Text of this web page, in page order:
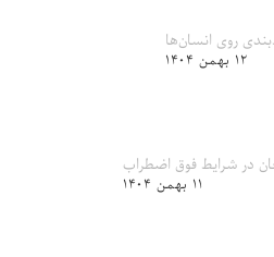
روی انسان‌ها
۱۲ بهمن ۱۴۰۴
در شرایط فوق اضطراب
۱۱ بهمن ۱۴۰۴